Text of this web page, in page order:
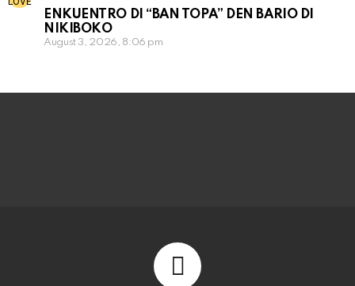
ENKUENTRO DI “BAN TOPA” DEN BARIO DI
NIKIBOKO
August 3, 2026, 8:06 pm